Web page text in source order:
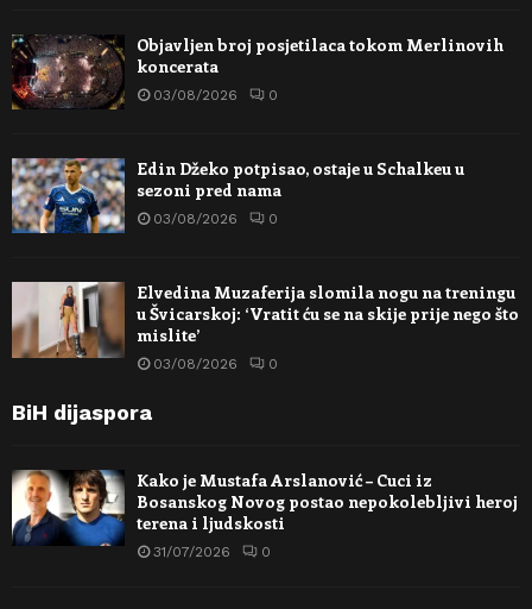
Objavljen broj posjetilaca tokom Merlinovih
koncerata
03/08/2026 0
Edin Džeko potpisao, ostaje u Schalkeu u
sezoni pred nama
03/08/2026 0
Elvedina Muzaferija slomila nogu na treningu
u Švicarskoj: ‘Vratit ću se na skije prije nego što
mislite’
03/08/2026 0
BiH dijaspora
Kako je Mustafa Arslanović – Cuci iz
Bosanskog Novog postao nepokolebljivi heroj
terena i ljudskosti
31/07/2026 0